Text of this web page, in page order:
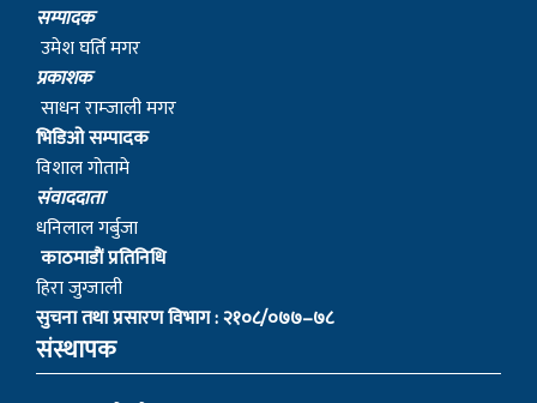
सम्पादक
उमेश घर्ति मगर
प्रकाशक
साधन राम्जाली मगर
भिडिओ सम्पादक
विशाल गोतामे
स‌ंवाददाता
धनिलाल गर्बुजा
काठमाडाैं प्रतिनिधि
हिरा जुग्जाली
सुचना तथा प्रसारण विभाग : २१०८/०७७–७८
संस्थापक